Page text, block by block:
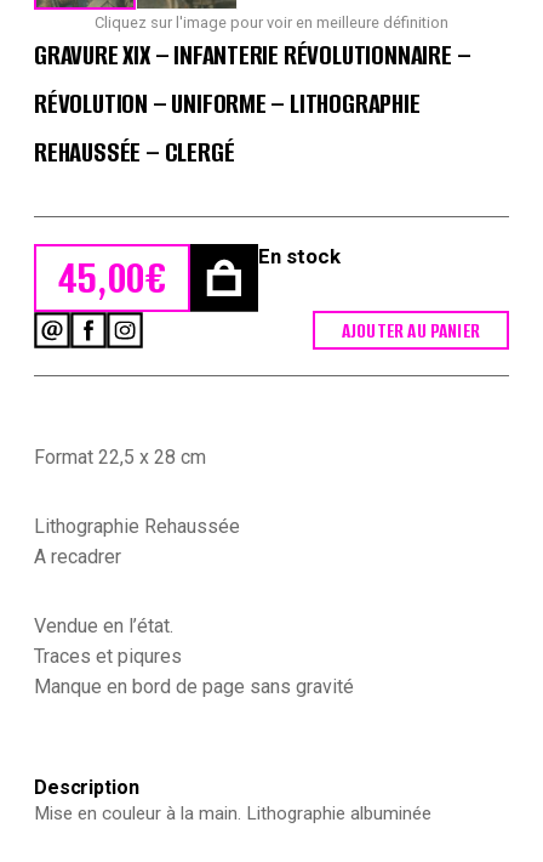
Cliquez sur l'image pour voir en meilleure définition
GRAVURE XIX – INFANTERIE RÉVOLUTIONNAIRE –
RÉVOLUTION – UNIFORME – LITHOGRAPHIE
REHAUSSÉE – CLERGÉ
45,00€ En stock
Infanterie
Révolution
Lithographie
rehaussée
-
Clergé
AJOUTER AU PANIER
Format 22,5 x 28 cm
Lithographie Rehaussée
A recadrer
Vendue en l’état.
Traces et piqures
Manque en bord de page sans gravité
Description
Mise en couleur à la main. Lithographie albuminée